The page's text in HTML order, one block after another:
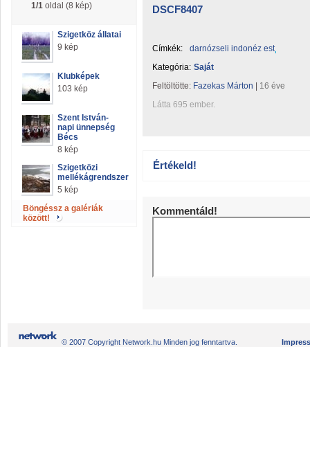
1/1 oldal (8 kép)
Szigetköz állatai
9 kép
Klubképek
103 kép
Szent István-
napi ünnepség
Bécs
8 kép
Szigetközi
mellékágrendszer
5 kép
Böngéssz a galériák
között!
DSCF8407
Címkék:
darnózseli indonéz est
Kategória: Saját
Feltöltötte: Fazekas Márton
16 éve
Látta 695 ember.
Értékeld!
Kommentáld!
© 2007 Copyright Network.hu Minden jog fenntartva.